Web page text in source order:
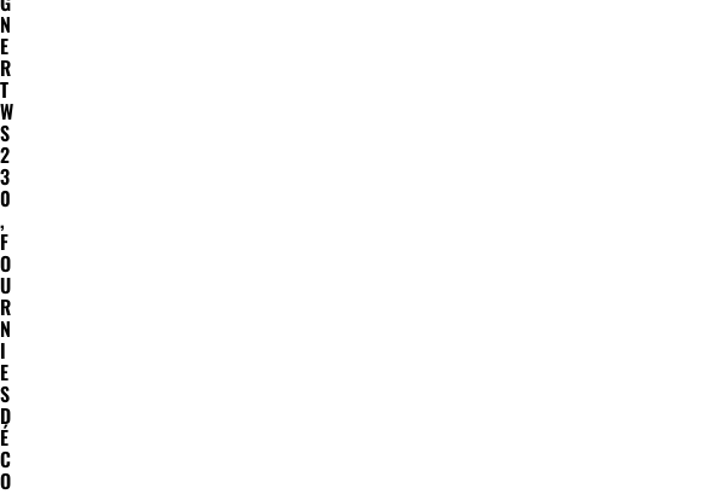
N
E
R
T
W
S
2
3
0
,
F
O
U
R
N
I
E
S
D
É
C
O